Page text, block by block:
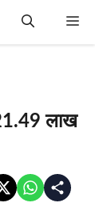
लाख